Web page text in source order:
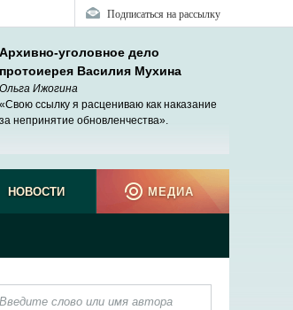
Подписаться на рассылку
Архивно-уголовное дело
протоиерея Василия Мухина
Ольга Ижогина
«Свою ссылку я расцениваю как наказание
за непринятие обновленчества».
НОВОСТИ МЕДИА